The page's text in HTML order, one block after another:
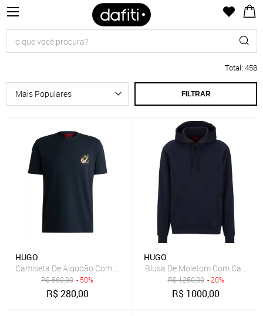
Total: 458
FILTRAR
HUGO
Camiseta De Algodão Com Logo Sobreposto Azul - P-S
R$560,00 - 50%
R$280,00
HUGO
Blusa De Moletom Com Capuz
R$1250,00 - 20%
R$ 1000,00